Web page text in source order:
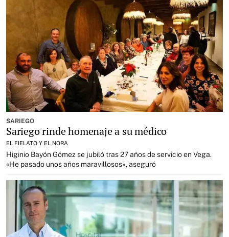
SARIEGO
Sariego rinde homenaje a su médico
EL FIELATO Y EL NORA
Higinio Bayón Gómez se jubiló tras 27 años de servicio en Vega.
«He pasado unos años maravillosos», aseguró